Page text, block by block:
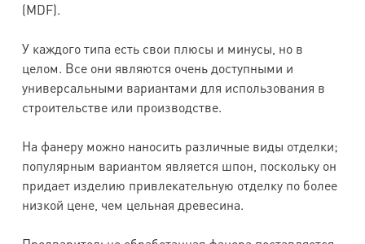
(MDF).
У каждого типа есть свои плюсы и минусы, но в
целом. Все они являются очень доступными и
универсальными вариантами для использования в
строительстве или производстве.
На фанеру можно наносить различные виды отделки;
популярным вариантом является шпон, поскольку он
придает изделию привлекательную отделку по более
низкой цене, чем цельная древесина.